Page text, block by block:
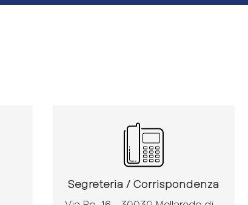
Segreteria / Corrispondenza